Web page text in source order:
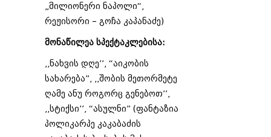
„მილიონერი ნაპოლი“,
რეჟისორი – გოჩა კაპანაძე)
მონაწილეა სპექტაკლებისა:
,,ნახვის დღე’’, “აიკობის
სახარება”, ,,შობის მეთორმეტე
ღამე ანუ როგორც გენებოთ’’,
,,სტიქსი’’, “ასულნი” (ფანტაზია
პოლიკარპე კაკაბაძის